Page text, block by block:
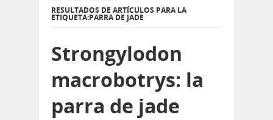
RESULTADOS DE ARTÍCULOS PARA LA
ETIQUETA:PARRA DE JADE
Strongylodon
macrobotrys: la
parra de jade